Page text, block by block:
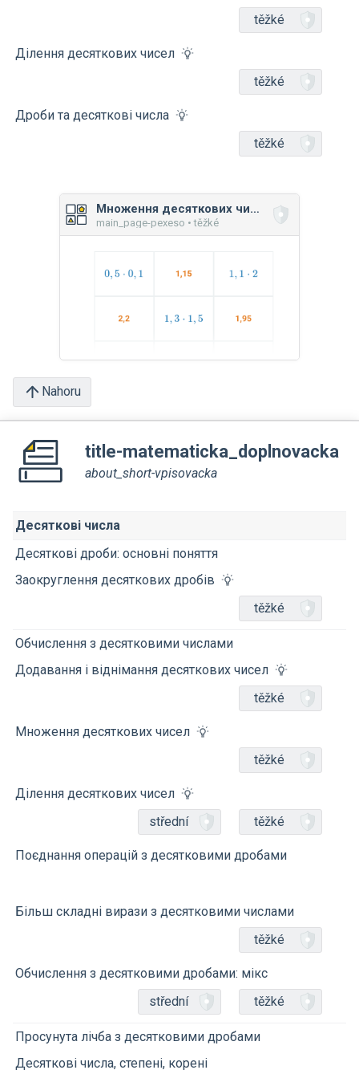
těžké
Ділення десяткових чисел
těžké
Дроби та десяткові числа
těžké
Множення десяткових чисел
main_page-pexeso • těžké
Nahoru
title-matematicka_doplnovacka
about_short-vpisovacka
Десяткові числа
Десяткові дроби: основні поняття
Заокруглення десяткових дробів
těžké
Обчислення з десятковими числами
Додавання і віднімання десяткових чисел
těžké
Множення десяткових чисел
těžké
Ділення десяткових чисел
střední
těžké
Поєднання операцій з десятковими дробами
Більш складні вирази з десятковими числами
těžké
Обчислення з десятковими дробами: мікс
střední
těžké
Просунута лічба з десятковими дробами
Десяткові числа, степені, корені